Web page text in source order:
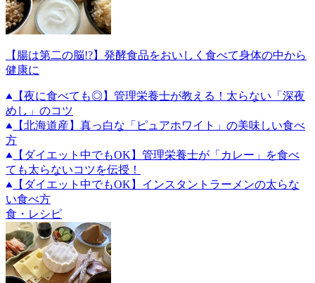
【腸は第二の脳!?】発酵食品をおいしく食べて身体の中から
健康に
【夜に食べても◎】管理栄養士が教える！太らない「深夜
めし」のコツ
【北海道産】真っ白な「ピュアホワイト」の美味しい食べ
方
【ダイエット中でもOK】管理栄養士が「カレー」を食べ
ても太らないコツを伝授！
【ダイエット中でもOK】インスタントラーメンの太らな
い食べ方
食・レシピ